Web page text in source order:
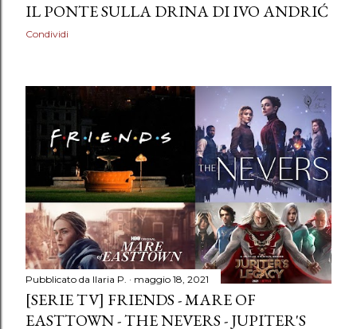
IL PONTE SULLA DRINA DI IVO ANDRIĆ
Condividi
Pubblicato da Ilaria P. maggio 18, 2021
[SERIE TV] FRIENDS - MARE OF
EASTTOWN - THE NEVERS - JUPITER'S